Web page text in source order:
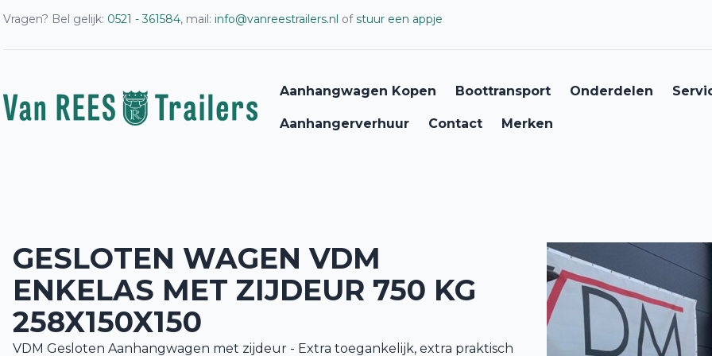
Vragen? Bel gelijk: 0521 - 361584, mail: info@vanreestrailers.nl ofstuur een appje
Aanhangwagen Kopen Boottransport Onderdelen
Aanhangerverhuur Contact Merken
GESLOTEN WAGEN VDM
ENKELAS MET ZIJDEUR 750 KG
258X150X150
VDM Gesloten Aanhangwagen met zijdeur - Extra toegankelijk, extra praktisch